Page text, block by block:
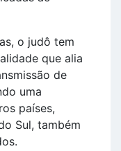
o judô tem
que alia
de
uma
países,
Sul, também